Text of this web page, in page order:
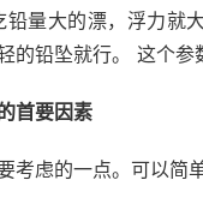
铅量大的漂，浮力就
的铅坠就行。 这个参
首要因素
考虑的一点。可以简